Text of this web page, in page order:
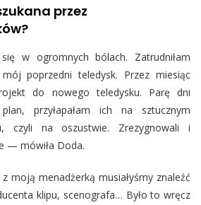
przez
w ogromnych bólach. Zatrudniłam
poprzedni teledysk. Przez miesiąc
do nowego teledysku. Parę dni
przyłapałam ich na sztucznym
czyli na oszustwie. Zrezygnowali i
— mówiła Doda.
moją menadżerką musiałyśmy znaleźć
klipu, scenografa… Było to wręcz